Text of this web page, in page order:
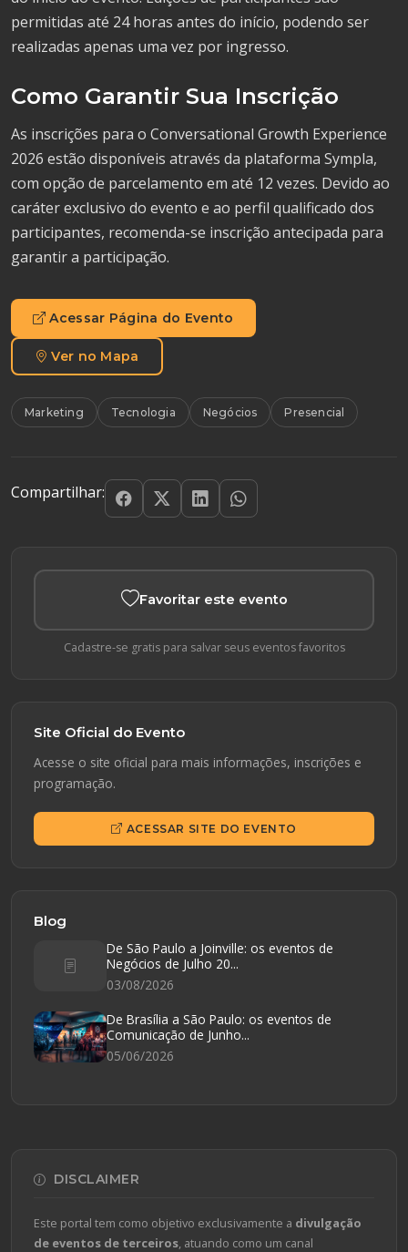
permitidas até 24 horas antes do início, podendo ser
realizadas apenas uma vez por ingresso.
Como Garantir Sua Inscrição
As inscrições para o Conversational Growth Experience
2026 estão disponíveis através da plataforma Sympla,
com opção de parcelamento em até 12 vezes. Devido ao
caráter exclusivo do evento e ao perfil qualificado dos
participantes, recomenda-se inscrição antecipada para
garantir a participação.
Acessar Página do Evento
Ver no Mapa
Marketing Tecnologia Negócios Presencial
Compartilhar:
Favoritar este evento
Cadastre-se gratis para salvar seus eventos favoritos
Site Oficial do Evento
Acesse o site oficial para mais informações, inscrições e
programação.
ACESSAR SITE DO EVENTO
Blog
De São Paulo a Joinville: os eventos de
Negócios de Julho 20...
03/08/2026
De Brasília a São Paulo: os eventos de
Comunicação de Junho...
05/06/2026
DISCLAIMER
Este portal tem como objetivo exclusivamente a divulgação
de eventos de terceiros, atuando como um canal